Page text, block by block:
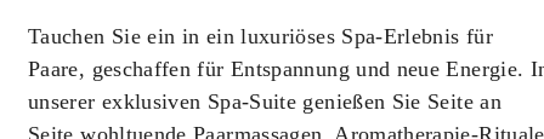
Alle Angebote unterliegen der Verfügbarkeit zum
Buchungszeitpunkt. Es können Sperrzeiten und
besondere Einschränkungen gelten.
Tauchen Sie ein in ein luxuriöses Spa-Erlebnis für
Paare, geschaffen für Entspannung und neue Energie.
unserer exklusiven Spa-Suite genießen Sie Seite an
Seite wohltuende Paarmassagen, Aromatherapie-Rituale